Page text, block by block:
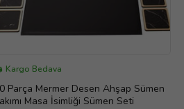
Kargo Bedava
Parça Mermer Desen Ahşap Sümen
Masa İsimliği Sümen Seti